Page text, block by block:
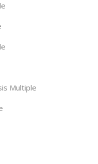
Multiple